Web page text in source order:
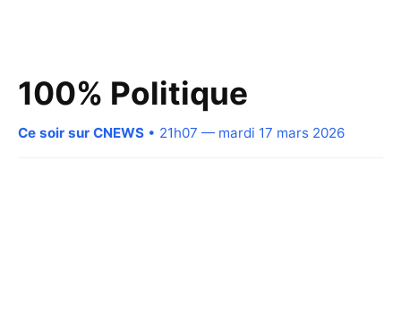
100% Politique
Ce soir sur CNEWS • 21h07 — mardi 17 mars 2026